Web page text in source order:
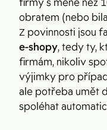
firmy s méně než
obratem (nebo
Z povinnosti jsou
e-shopy, tedy ty,
firmám, nikoliv
výjimky pro
ale potřeba umět
spoléhat